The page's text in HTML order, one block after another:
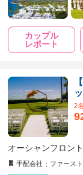
カップル
レポート
2
オーシャンフロン
手配会社 ファース